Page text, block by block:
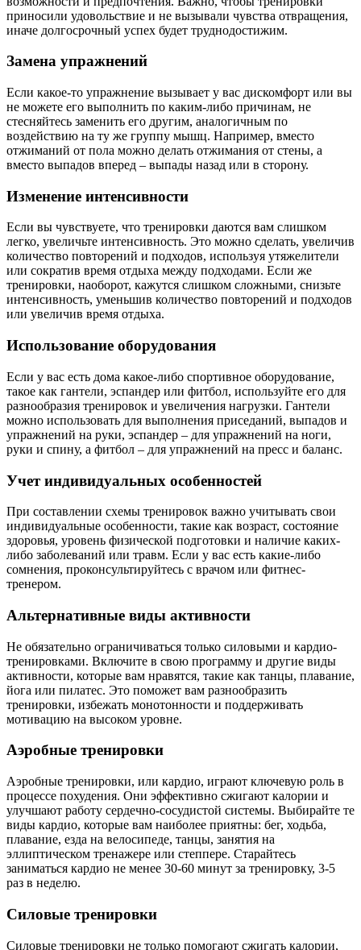
приносили удовольствие и не вызывали чувства отвращения,
иначе долгосрочный успех будет труднодостижим.
Замена упражнений
Если какое-то упражнение вызывает у вас дискомфорт или вы
не можете его выполнить по каким-либо причинам, не
стесняйтесь заменить его другим, аналогичным по
воздействию на ту же группу мышц. Например, вместо
отжиманий от пола можно делать отжимания от стены, а
вместо выпадов вперед – выпады назад или в сторону.
Изменение интенсивности
Если вы чувствуете, что тренировки даются вам слишком
легко, увеличьте интенсивность. Это можно сделать, увеличив
количество повторений и подходов, используя утяжелители
или сократив время отдыха между подходами. Если же
тренировки, наоборот, кажутся слишком сложными, снизьте
интенсивность, уменьшив количество повторений и подходов
или увеличив время отдыха.
Использование оборудования
Если у вас есть дома какое-либо спортивное оборудование,
такое как гантели, эспандер или фитбол, используйте его для
разнообразия тренировок и увеличения нагрузки. Гантели
можно использовать для выполнения приседаний, выпадов и
упражнений на руки, эспандер – для упражнений на ноги,
руки и спину, а фитбол – для упражнений на пресс и баланс.
Учет индивидуальных особенностей
При составлении схемы тренировок важно учитывать свои
индивидуальные особенности, такие как возраст, состояние
здоровья, уровень физической подготовки и наличие каких-
либо заболеваний или травм. Если у вас есть какие-либо
сомнения, проконсультируйтесь с врачом или фитнес-
тренером.
Альтернативные виды активности
Не обязательно ограничиваться только силовыми и кардио-
тренировками. Включите в свою программу и другие виды
активности, которые вам нравятся, такие как танцы, плавание,
йога или пилатес. Это поможет вам разнообразить
тренировки, избежать монотонности и поддерживать
мотивацию на высоком уровне.
Аэробные тренировки
Аэробные тренировки, или кардио, играют ключевую роль в
процессе похудения. Они эффективно сжигают калории и
улучшают работу сердечно-сосудистой системы. Выбирайте те
виды кардио, которые вам наиболее приятны: бег, ходьба,
плавание, езда на велосипеде, танцы, занятия на
эллиптическом тренажере или степпере. Старайтесь
заниматься кардио не менее 30-60 минут за тренировку, 3-5
раз в неделю.
Силовые тренировки
Силовые тренировки не только помогают сжигать калории,